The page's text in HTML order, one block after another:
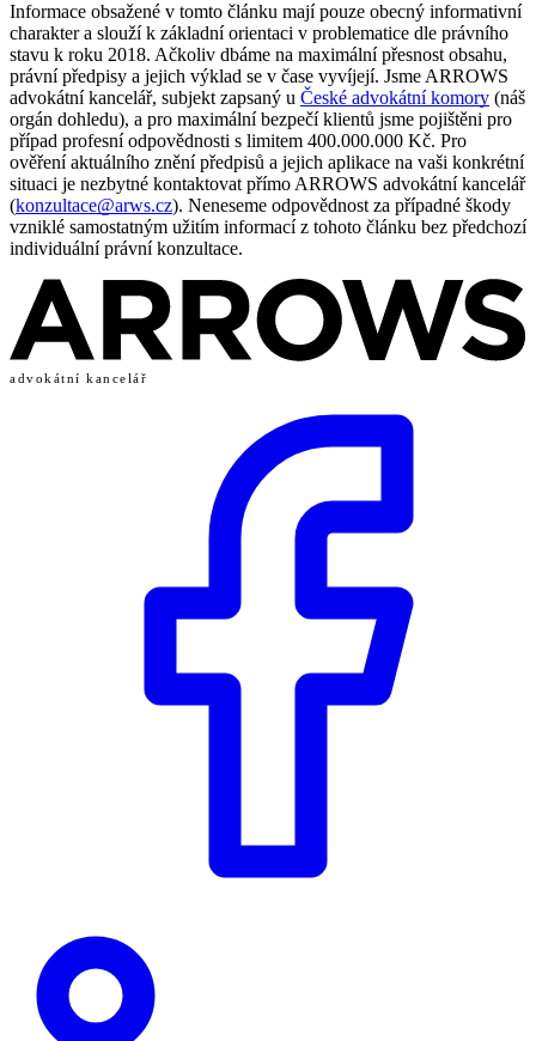
Informace obsažené v tomto článku mají pouze obecný informativní
charakter a slouží k základní orientaci v problematice dle právního
stavu k roku 2018. Ačkoliv dbáme na maximální přesnost obsahu,
právní předpisy a jejich výklad se v čase vyvíjejí. Jsme ARROWS
advokátní kancelář, subjekt zapsaný u České advokátní komory (náš
orgán dohledu), a pro maximální bezpečí klientů jsme pojištěni pro
případ profesní odpovědnosti s limitem 400.000.000 Kč. Pro
ověření aktuálního znění předpisů a jejich aplikace na vaši konkrétní
situaci je nezbytné kontaktovat přímo ARROWS advokátní kancelář
(konzultace@arws.cz). Neneseme odpovědnost za případné škody
vzniklé samostatným užitím informací z tohoto článku bez předchozí
individuální právní konzultace.
advokátní kancelář